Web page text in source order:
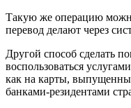
Такую же операцию
перевод делают через
Другой способ сделать
воспользоваться
как на карты,
банками-резидентами